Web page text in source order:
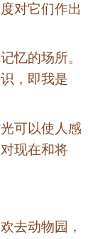
对它们作出
忆的场所。
，即我是
可以使人感
现在和将
去动物园，